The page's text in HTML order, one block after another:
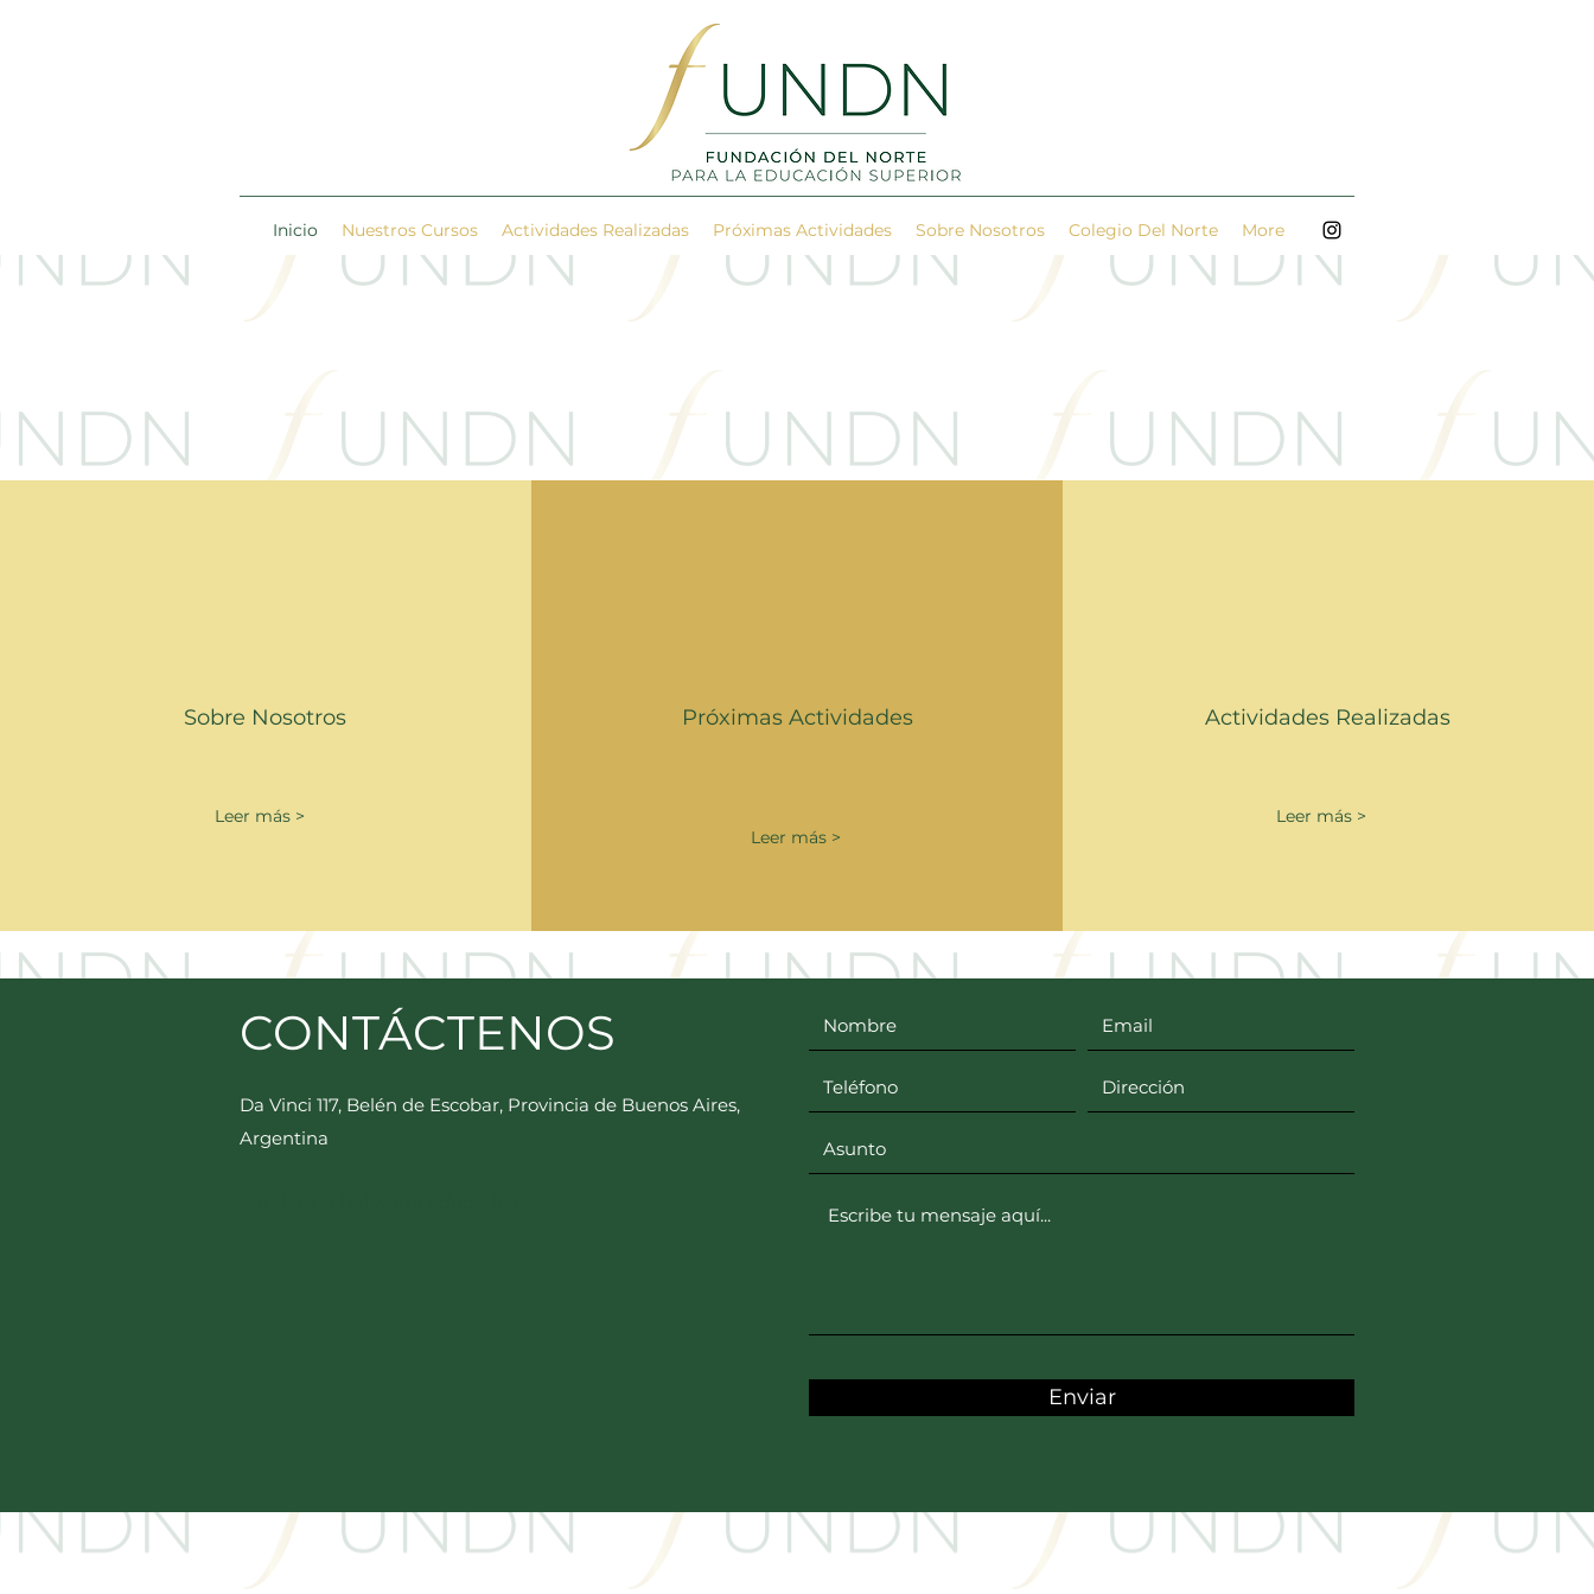
Inicio Nuestros Cursos Actividades Realizadas Próximas Actividades Sobre Nosotros Colegio Del Norte More
Sobre Nosotros
Leer más >
Próximas Actividades
Leer más >
Actividades Realizadas
Leer más >
CONTÁCTENOS
Da Vinci 117, Belén de Escobar, Provincia de Buenos Aires,
Argentina
Enviar